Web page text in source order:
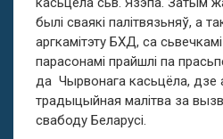
былі сваякі палітвязьняў, а
аргкамітэту БХД, са
парасонамі прайшлі па
да Чырвонага касьцёла, дзе
традыцыйная малітва за
свабоду Беларусі.